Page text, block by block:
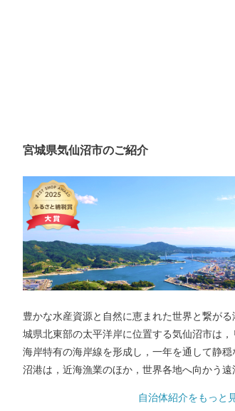
宮城県気仙沼市のご紹介
豊かな水産資源と自然に恵まれた世界と繋がる港
城県北東部の太平洋岸に位置する気仙沼市は，
海岸特有の海岸線を形成し，一年を通して静穏
沼港は，近海漁業のほか，世界各地へ向かう遠
部である気仙沼市魚市場は，世界の海で漁獲さ
自治体紹介をもっと